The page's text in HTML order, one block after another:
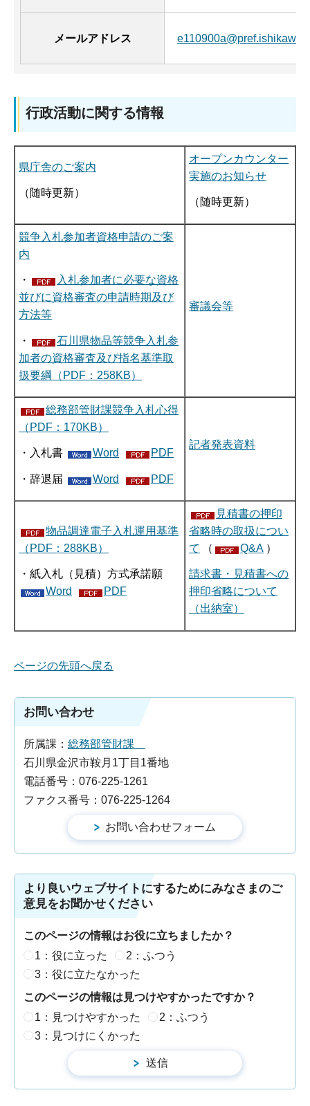
メールアドレス
行政活動に関する情報
県庁舎のご案内
（随時更新）
オープンカウンター
実施のお知らせ
（随時更新）
競争入札参加者資格申請のご案
内
・
入札参加者に必要な資格
並びに資格審査の申請時期及び
方法等
・
石川県物品等競争入札参
加者の資格審査及び指名基準取
扱要綱（PDF：258KB）
審議会等
総務部管財課競争入札心得
（PDF：170KB）
・入札書 Word PDF
・辞退届 Word PDF
記者発表資料
物品調達電子入札運用基準
（PDF：288KB）
・紙入札（見積）方式承諾願
Word
PDF
見積書の押印
省略時の取扱につい
て
（ Q&A ）
請求書・見積書への
押印省略について
（出納室）
ページの先頭へ戻る
お問い合わせ
所属課： 総務部管財課
石川県金沢市鞍月1丁目1番地
電話番号：076-225-1261
ファクス番号：076-225-1264
より良いウェブサイトにするためにみなさまのご
意見をお聞かせください
このページの情報はお役に立ちましたか？
1：役に立った
2：ふつう
3：役に立たなかった
このページの情報は見つけやすかったですか？
1：見つけやすかった
2：ふつう
3：見つけにくかった